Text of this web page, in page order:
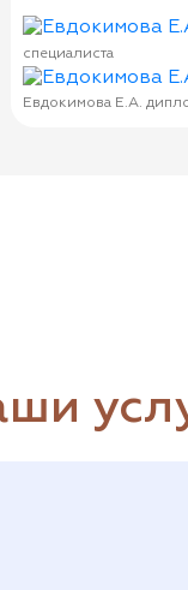
специалиста
Евдокимова Е.А.